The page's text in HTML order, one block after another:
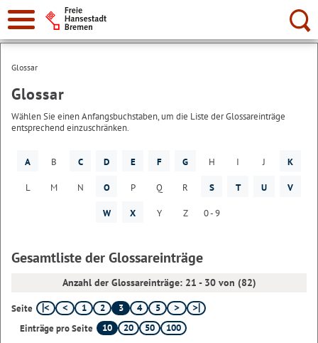
Suche:
Glossar
Glossar
Wählen Sie einen Anfangsbuchstaben, um die Liste der Glossareinträge
entsprechend einzuschränken.
A B C D E F G H I J K
L M N O P Q R S T U V
W X Y Z 0 - 9
Gesamtliste der Glossareinträge
Anzahl der Glossareinträge: 21 - 30 von (82)
Seite 1 2 3 4
5
Einträge pro Seite
10 20 50 100